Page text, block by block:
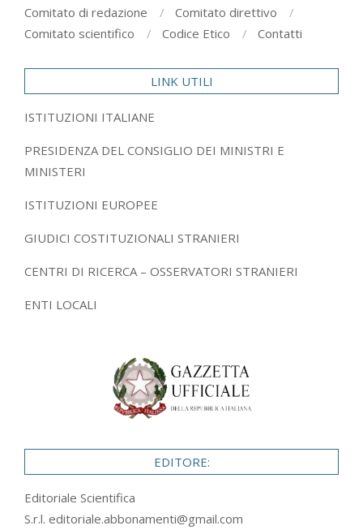
Comitato di redazione
Comitato direttivo
Comitato scientifico
Codice Etico Contatti
LINK UTILI
ISTITUZIONI ITALIANE
PRESIDENZA DEL CONSIGLIO DEI MINISTRI E
MINISTERI
ISTITUZIONI EUROPEE
GIUDICI COSTITUZIONALI STRANIERI
CENTRI DI RICERCA – OSSERVATORI STRANIERI
ENTI LOCALI
EDITORE:
Editoriale Scientifica
S.r.l. editoriale.abbonamenti@gmail.com